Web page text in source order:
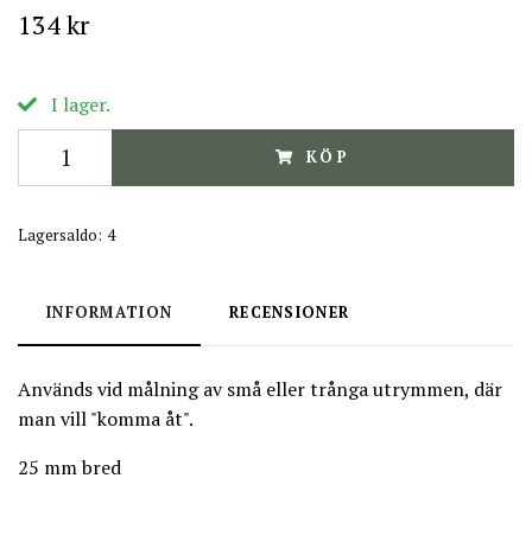
134 kr
I lager.
KÖP
Lagersaldo: 4
INFORMATION RECENSIONER
Används vid målning av små eller trånga utrymmen, där
man vill "komma åt".
25 mm bred